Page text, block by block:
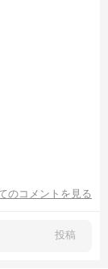
のコメントを見る
投稿